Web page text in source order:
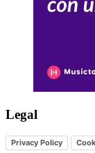
Legal
Privacy Policy